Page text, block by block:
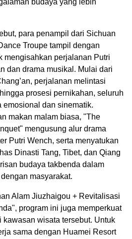
budaya yang lebih
para penampil dari Sichuan
Troupe tampil dengan
mengisahkan perjalanan Putri
dan drama musikal. Mulai dari
perjalanan melintasi
prosesi pernikahan, seluruh
emosional dan sinematik.
makan malam biasa, "The
mengusung alur drama
Putri Wench, serta menyatukan
Dinasti Tang, Tibet, dan Qiang
budaya takbenda dalam
masyarakat.
Alam Jiuzhaigou + Revitalisasi
program ini juga memperkuat
kawasan wisata tersebut. Untuk
sama dengan Huamei Resort